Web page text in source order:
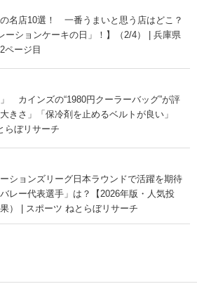
名店10選！ 一番うまいと思う店はどこ？
ーションケーキの日」！】（2/4） | 兵庫県
ページ目
」 カインズの“1980円クーラーバッグ”が評
きさ」「保冷剤を止めるベルトが良い」
らぼリサーチ
ーションズリーグ日本ラウンドで活躍を期待
レー代表選手」は？【2026年版・人気投
） | スポーツ ねとらぼリサーチ